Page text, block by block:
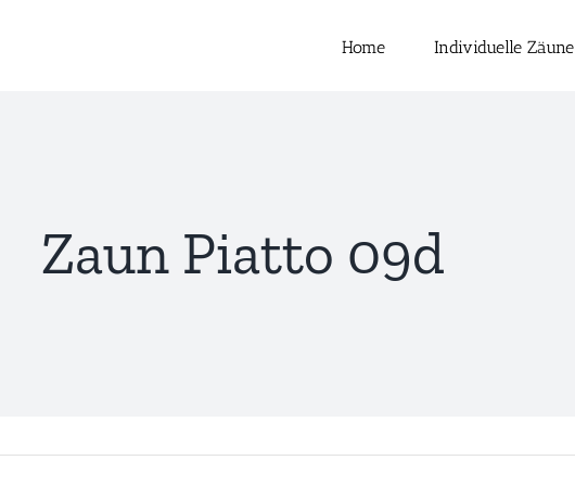
Home Individuelle Zäune
Zaun Piatto 09d